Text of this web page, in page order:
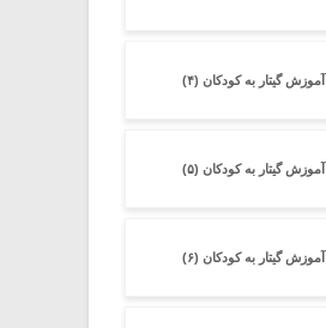
آموزش گیتار به کودکان (۴)
آموزش گیتار به کودکان (۵)
آموزش گیتار به کودکان (۶)